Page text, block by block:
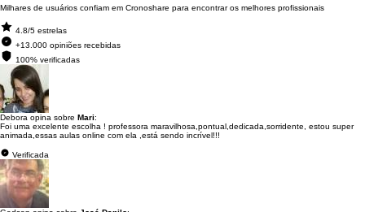
Milhares de usuários confiam em Cronoshare para encontrar os melhores profissionais
4.8/5 estrelas
+13.000 opiniões recebidas
100% verificadas
Debora opina sobre Mari:
Foi uma excelente escolha ! professora maravilhosa,pontual,dedicada,sorridente, estou super
animada,essas aulas online com ela ,está sendo incrível!!!
Verificada